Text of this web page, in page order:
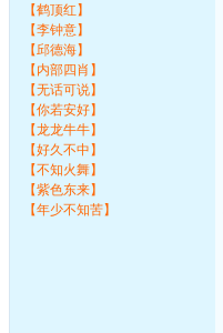
【鹤顶红】
【李钟意】
【邱德海】
【内部四肖】
【无话可说】
【你若安好】
【龙龙牛牛】
【好久不中】
【不知火舞】
【紫色东来】
【年少不知苦】